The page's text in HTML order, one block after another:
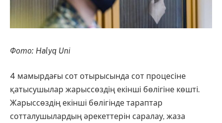
Фото: Halyq Uni
4 мамырдағы сот отырысында сот процесіне
қатысушылар жарыссөздің екінші бөлігіне көшті.
Жарыссөздiң екiншi бөлiгiнде тараптар
сотталушылардың әрекеттерiн саралау, жаза